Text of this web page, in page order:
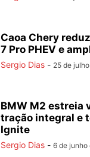
Caoa Chery
7 Pro PHEV e
Sergio Dias - 25 de
BMW M2 estreia
tração integral e
Ignite
Sergio Dias - 6 de junho